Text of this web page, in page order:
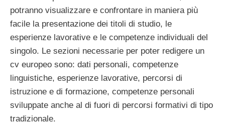
potranno visualizzare e confrontare in maniera più
facile la presentazione dei titoli di studio, le
esperienze lavorative e le competenze individuali del
singolo. Le sezioni necessarie per poter redigere un
cv europeo sono: dati personali, competenze
linguistiche, esperienze lavorative, percorsi di
istruzione e di formazione, competenze personali
sviluppate anche al di fuori di percorsi formativi di tipo
tradizionale.